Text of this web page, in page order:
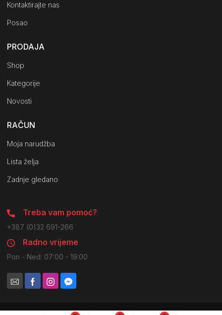
Kontaktirajte nas
Posao
PRODAJA
Shop
Kategorije
Novosti
RAČUN
Moja narudžba
Lista želja
Zadnje gledano
Treba vam pomoć?
+387 (0)32 691-266
Radno vrijeme
Pon - Ned: 07:00 - 19:00